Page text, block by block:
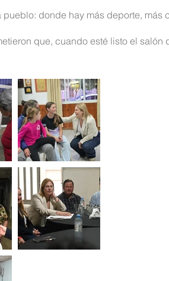
donde hay más deporte, más
que, cuando esté listo el salón